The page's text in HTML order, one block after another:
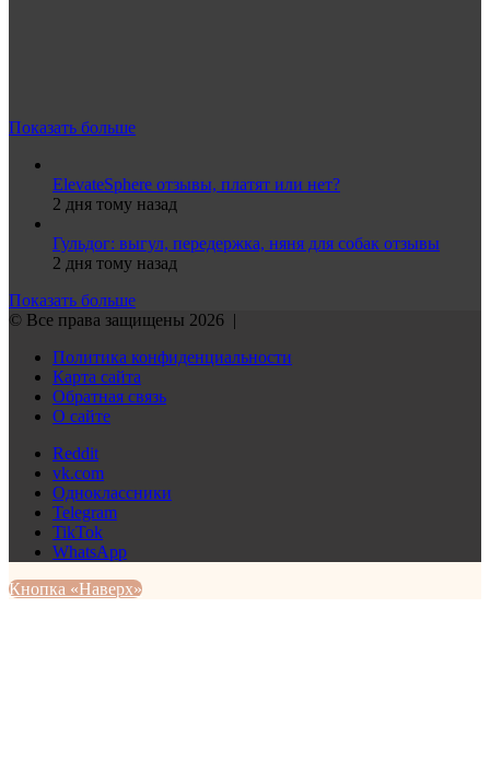
Показать больше
ElevateSphere отзывы, платят или нет?
2 дня тому назад
Гульдог: выгул, передержка, няня для собак отзывы
2 дня тому назад
Показать больше
© Все права защищены 2026 |
Политика конфиденциальности
Карта сайта
Обратная связь
О сайте
Reddit
vk.com
Одноклассники
Telegram
TikTok
WhatsApp
Кнопка «Наверх»